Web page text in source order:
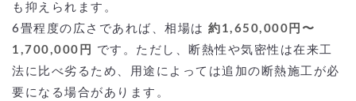
も抑えられます。
6畳程度の広さであれば、相場は 約1,650,000円〜
1,700,000円
です。ただし、断熱性や気密性は在来工
法に比べ劣るため、用途によっては追加の断熱施工が必
要になる場合があります。